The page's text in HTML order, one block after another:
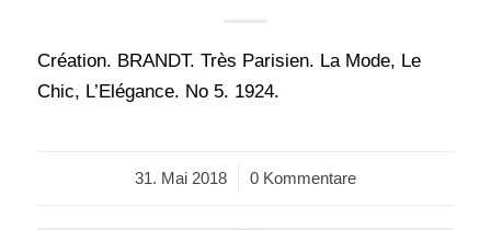
Création. BRANDT. Très Parisien. La Mode, Le
Chic, L’Elégance. No 5. 1924.
31. Mai 2018
/ 0 Kommentare